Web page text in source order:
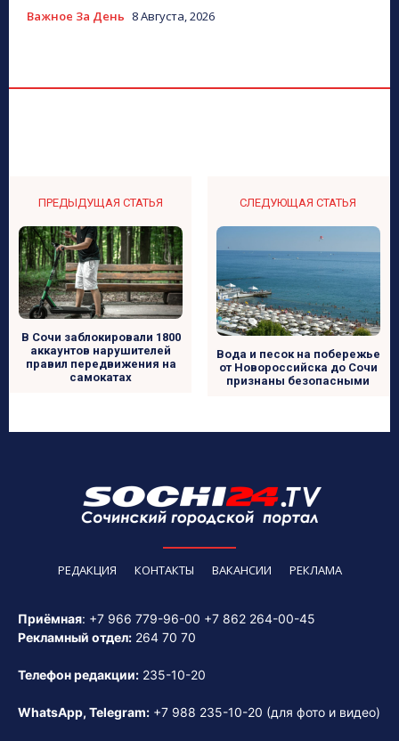
Важное За День 8 Августа, 2026
ПРЕДЫДУЩАЯ СТАТЬЯ
В Сочи заблокировали 1800
аккаунтов нарушителей
правил передвижения на
самокатах
СЛЕДУЮЩАЯ СТАТЬЯ
Вода и песок на побережье
от Новороссийска до Сочи
признаны безопасными
РЕДАКЦИЯ КОНТАКТЫ ВАКАНСИИ РЕКЛАМА
Приёмная: +7 966 779-96-00 +7 862 264-00-45
Рекламный отдел: 264 70 70
Телефон редакции: 235-10-20
WhatsApp, Telegram: +7 988 235-10-20 (для фото и видео)